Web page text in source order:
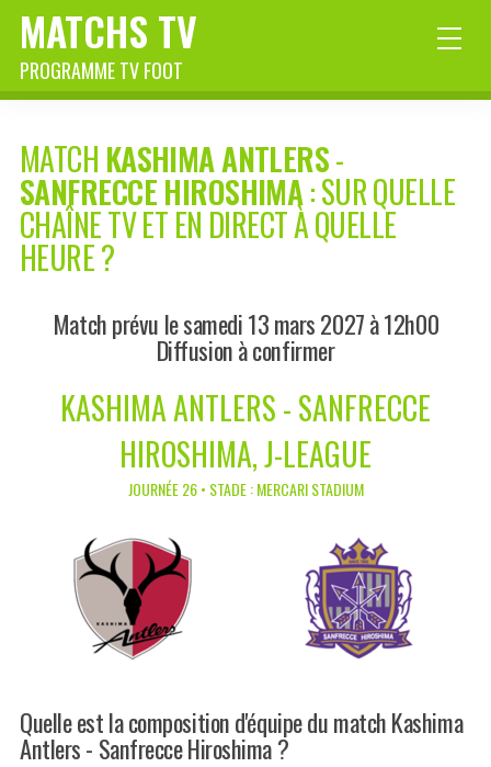
MATCHS TV
PROGRAMME TV FOOT
MATCH KASHIMA ANTLERS-
SANFRECCE HIROSHIMA: SUR QUELLE
CHAÎNE TV ET EN DIRECT À QUELLE
HEURE ?
Match prévu le samedi 13 mars 2027 à 12h00
Diffusion à confirmer
KASHIMA ANTLERS - SANFRECCE
HIROSHIMA, J-LEAGUE
JOURNÉE 26 • STADE : MERCARI STADIUM
Quelle est la composition d'équipe du match Kashima
Antlers - Sanfrecce Hiroshima ?